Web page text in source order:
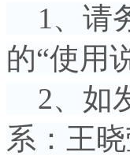
1、请
的“使用
2、如
系：王